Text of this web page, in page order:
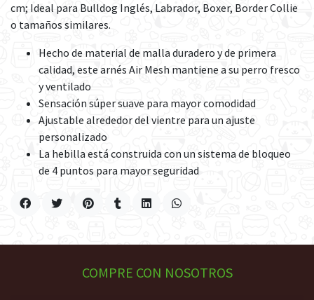
cm; Ideal para Bulldog Inglés, Labrador, Boxer, Border Collie
o tamaños similares.
Hecho de material de malla duradero y de primera
calidad, este arnés Air Mesh mantiene a su perro fresco
y ventilado
Sensación súper suave para mayor comodidad
Ajustable alrededor del vientre para un ajuste
personalizado
La hebilla está construida con un sistema de bloqueo
de 4 puntos para mayor seguridad
COMPRE CON NOSOTROS